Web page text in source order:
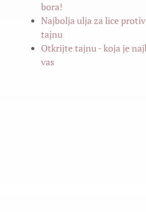
bora!
Najbolja ulja za lice
tajnu
Otkrijte tajnu - koja je
vas